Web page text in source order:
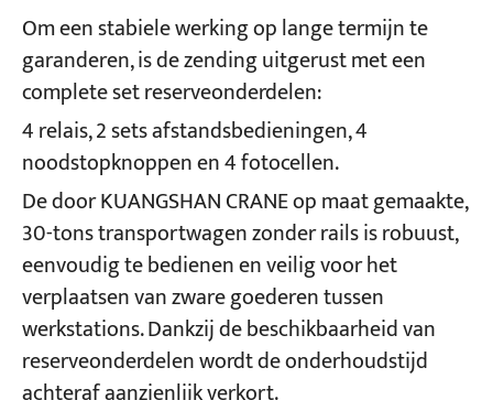
Om een stabiele werking op lange termijn te
garanderen, is de zending uitgerust met een
complete set reserveonderdelen:
4 relais, 2 sets afstandsbedieningen, 4
noodstopknoppen en 4 fotocellen.
De door KUANGSHAN CRANE op maat gemaakte,
30-tons transportwagen zonder rails is robuust,
eenvoudig te bedienen en veilig voor het
verplaatsen van zware goederen tussen
werkstations. Dankzij de beschikbaarheid van
reserveonderdelen wordt de onderhoudstijd